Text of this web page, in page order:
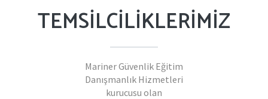
TEMSİLCİLİKLERİMİZ
Mariner Güvenlik Eğitim
Danışmanlık Hizmetleri
kurucusu olan